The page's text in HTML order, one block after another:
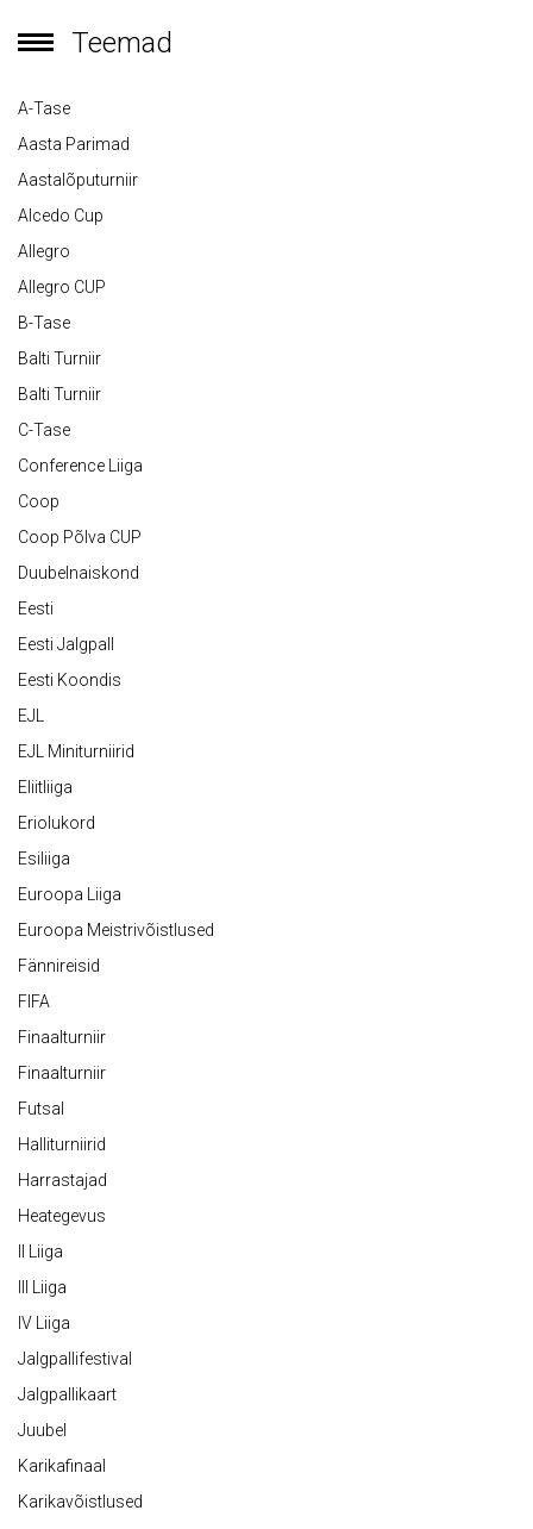
Teemad
A-Tase
Aasta Parimad
Aastalõputurniir
Alcedo Cup
Allegro
Allegro CUP
B-Tase
Balti Turniir
Balti Turniir
C-Tase
Conference Liiga
Coop
Coop Põlva CUP
Duubelnaiskond
Eesti
Eesti Jalgpall
Eesti Koondis
EJL
EJL Miniturniirid
Eliitliiga
Eriolukord
Esiliiga
Euroopa Liiga
Euroopa Meistrivõistlused
Fännireisid
FIFA
Finaalturniir
Finaalturniir
Futsal
Halliturniirid
Harrastajad
Heategevus
II Liiga
III Liiga
IV Liiga
Jalgpallifestival
Jalgpallikaart
Juubel
Karikafinaal
Karikavõistlused